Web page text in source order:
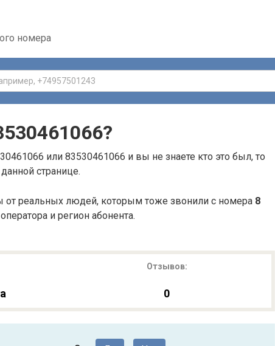
номера
?
или 83530461066 и вы не знаете кто это был, то
странице.
от реальных людей, которым тоже звонили с номера 8
и регион абонента.
Отзывов:
0